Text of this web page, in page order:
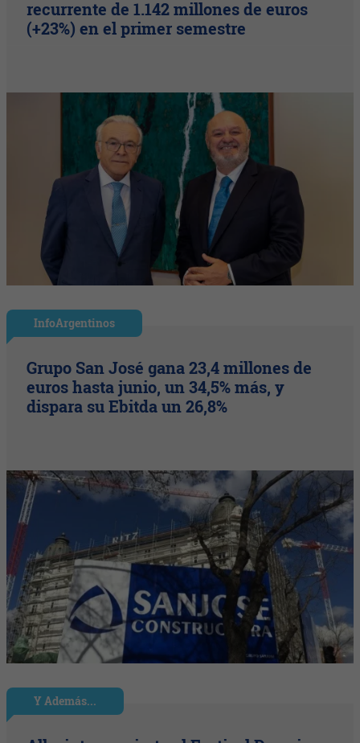
recurrente de 1.142 millones de euros
(+23%) en el primer semestre
InfoArgentinos
Grupo San José gana 23,4 millones de
euros hasta junio, un 34,5% más, y
dispara su Ebitda un 26,8%
Y Además...